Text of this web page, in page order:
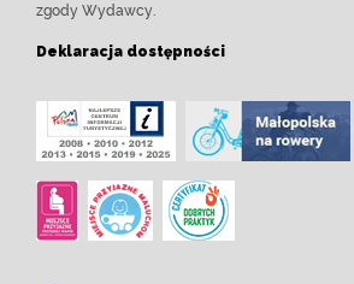
zgody Wydawcy.
Deklaracja dostępności